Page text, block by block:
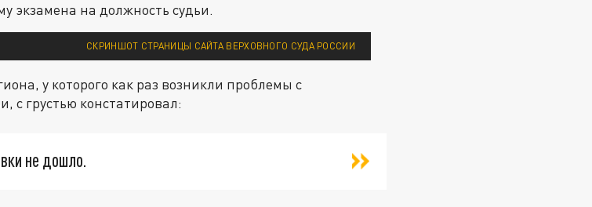
экзамена на должность судьи.
СКРИНШОТ СТРАНИЦЫ САЙТА ВЕРХОВНОГО СУДА РОССИИ
у которого как раз возникли проблемы с
с грустью констатировал:
не дошло.